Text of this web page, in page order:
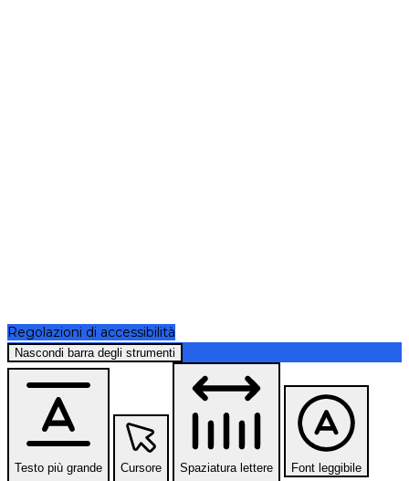
Regolazioni di accessibilità
Nascondi barra degli strumenti
Testo più grande Cursore Spaziatura lettere Font leggibile